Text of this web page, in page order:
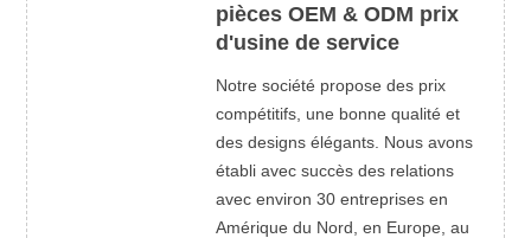
pièces OEM & ODM prix
d'usine de service
Notre société propose des prix
compétitifs, une bonne qualité et
des designs élégants. Nous avons
établi avec succès des relations
avec environ 30 entreprises en
Amérique du Nord, en Europe, au